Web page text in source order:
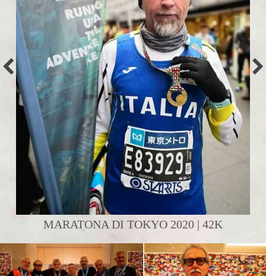
MARATONA DI TOKYO 2020 | 42K